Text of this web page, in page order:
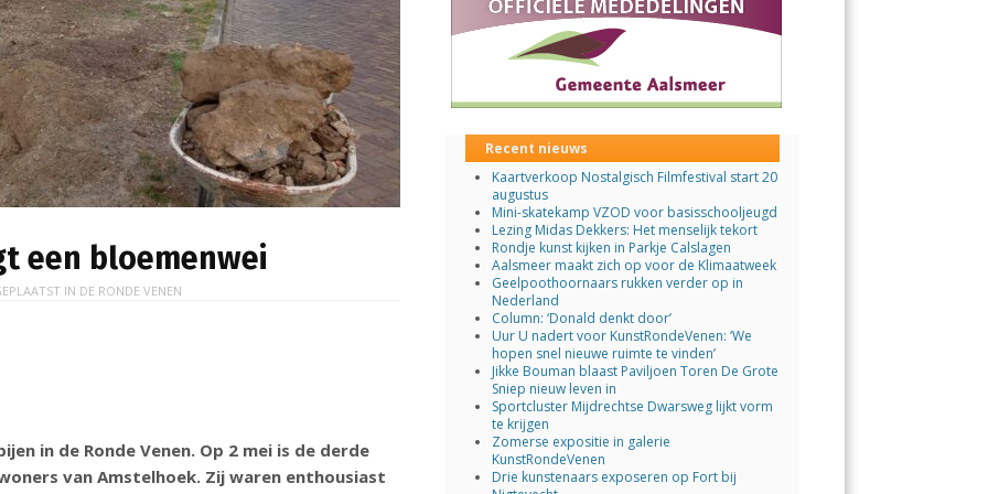
een bloemenwei
IN DE RONDE VENEN
in de Ronde Venen. Op 2 mei is de derde
van Amstelhoek. Zij waren enthousiast
Recent nieuws
Kaartverkoop Nostalgisch Filmfestival start 20
augustus
Mini-skatekamp VZOD voor basisschooljeugd
Lezing Midas Dekkers: Het menselijk tekort
Rondje kunst kijken in Parkje Calslagen
Aalsmeer maakt zich op voor de Klimaatweek
Geelpoothoornaars rukken verder op in
Nederland
Column: ‘Donald denkt door’
Uur U nadert voor KunstRondeVenen: ‘We
hopen snel nieuwe ruimte te vinden’
Jikke Bouman blaast Paviljoen Toren De Grote
Sniep nieuw leven in
Sportcluster Mijdrechtse Dwarsweg lijkt vorm
te krijgen
Zomerse expositie in galerie
KunstRondeVenen
Drie kunstenaars exposeren op Fort bij